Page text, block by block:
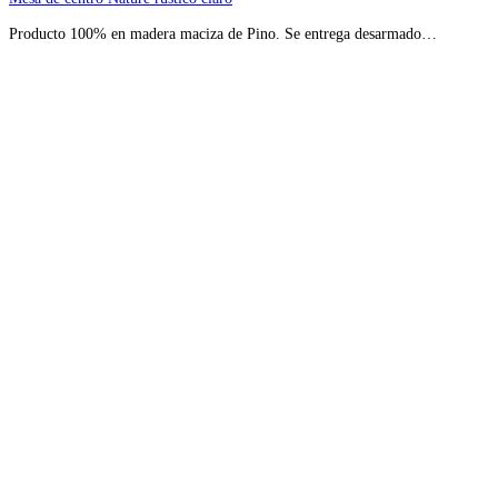
Producto 100% en madera maciza de Pino. Se entrega desarmado…